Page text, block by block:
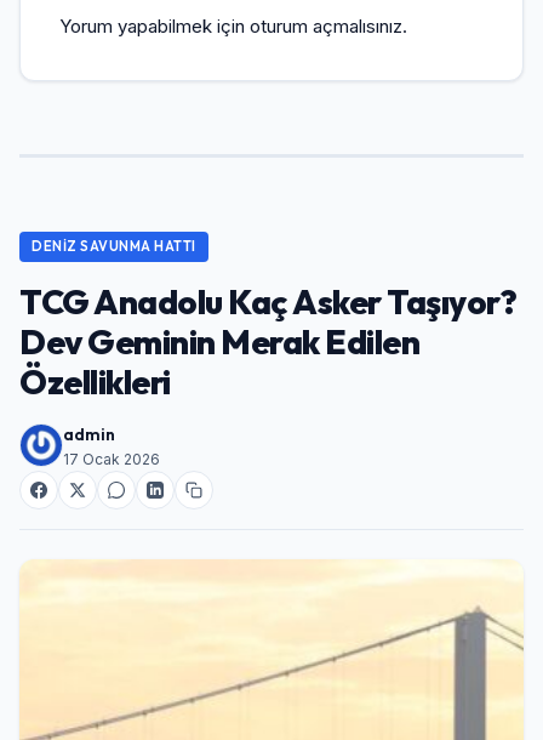
Yorum yapabilmek için oturum açmalısınız.
DENIZ SAVUNMA HATTI
TCG Anadolu Kaç Asker Taşıyor?
Dev Geminin Merak Edilen
Özellikleri
admin
17 Ocak 2026